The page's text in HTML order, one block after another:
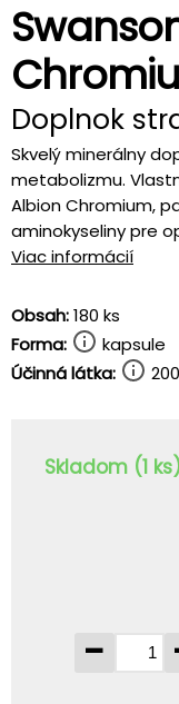
Doplnok
Skvelý minerálny
metabolizmu.
Albion Chromium,
aminokyseliny pre
Viac informácií
Obsah:180 ks
Forma:
kapsule
Účinná látka:
Skladom (1
-